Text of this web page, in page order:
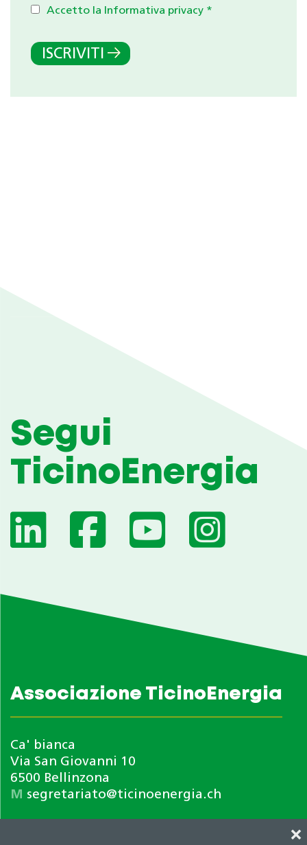
❌
Accetto la Informativa privacy *
ISCRIVITI
Segui
TicinoEnergia
Associazione TicinoEnergia
Ca' bianca
Via San Giovanni 10
6500 Bellinzona
M segretariato@ticinoenergia.ch